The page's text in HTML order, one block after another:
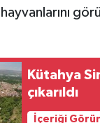
Kütahya
çıkarıldı
İçeriği